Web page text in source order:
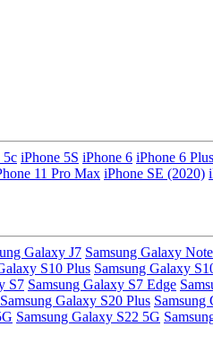
5c iPhone 5S iPhone 6 iPhone 6 Plus
11 Pro Max iPhone SE (2020)
Galaxy J7 Samsung Galaxy
S10 Plus Samsung Galaxy
S7 Samsung Galaxy S7 Edge
Samsung Galaxy S20 Plus Samsung
Samsung Galaxy S22 5G